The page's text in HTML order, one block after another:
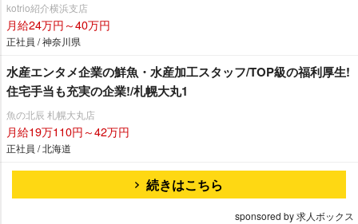
kotrio紹介横浜支店
月給24万円～40万円
正社員 / 神奈川県
水産エンタメ企業の鮮魚・水産加工スタッフ/TOP級の福利厚生!
住宅手当も充実の企業!/札幌大丸1
魚の北辰 札幌大丸店
月給19万110円～42万円
正社員 / 北海道
続きはこちら
sponsored by 求人ボックス